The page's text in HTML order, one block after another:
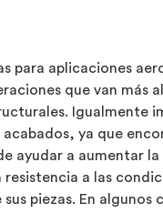
para aplicaciones
que van más
Igualmente
ya que
ayudar a aumentar
resistencia a las
piezas. En algunos